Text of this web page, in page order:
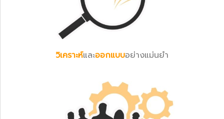
วิเคราะห์และออกแบบอย่างแม่นยำ